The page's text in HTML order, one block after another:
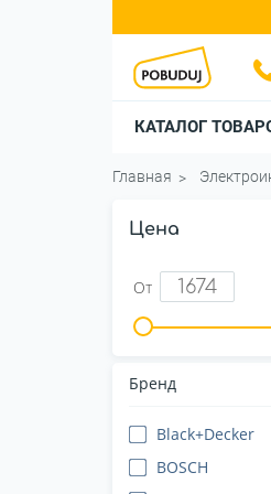
КАТАЛОГ
Главная
Цена
От
Бренд
Black+Decker
BOSCH